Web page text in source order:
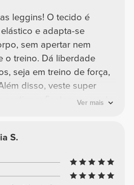
leggins! O tecido é
e adapta-se
sem apertar nem
o treino. Dá liberdade
seja em treino de força,
disso, veste super
sentir confiantes enquanto
Ver mais
S.